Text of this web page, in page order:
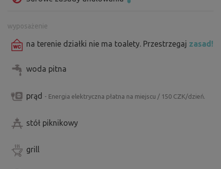
wyposażenie
na terenie działki nie ma toalety. Przestrzegaj zasad!
woda pitna
prąd - Energia elektryczna płatna na miejscu / 150 CZK/dzień.
stół piknikowy
grill